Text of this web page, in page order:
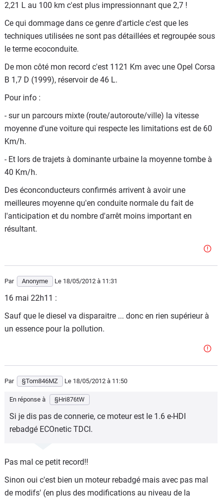
2,21 L au 100 km c'est plus impressionnant que 2,7 !
Ce qui dommage dans ce genre d'article c'est que les
techniques utilisées ne sont pas détaillées et regroupée sous
le terme ecoconduite.
De mon côté mon record c'est 1121 Km avec une Opel Corsa
B 1,7 D (1999), réservoir de 46 L.
Pour info :
- sur un parcours mixte (route/autoroute/ville) la vitesse
moyenne d'une voiture qui respecte les limitations est de 60
Km/h.
- Et lors de trajets à dominante urbaine la moyenne tombe à
40 Km/h.
Des éconconducteurs confirmés arrivent à avoir une
meilleures moyenne qu'en conduite normale du fait de
l'anticipation et du nombre d'arrêt moins important en
résultant.
Par Anonyme Le 18/05/2012 à 11:31
16 mai 22h11 :
Sauf que le diesel va disparaitre ... donc en rien supérieur à
un essence pour la pollution.
Par §Tom846MZ Le 18/05/2012 à 11:50
En réponse à §Hri876tW
Si je dis pas de connerie, ce moteur est le 1.6 e-HDI
rebadgé ECOnetic TDCI.
Pas mal ce petit record!!
Sinon oui c'est bien un moteur rebadgé mais avec pas mal
de modifs' (en plus des modifications au niveau de la